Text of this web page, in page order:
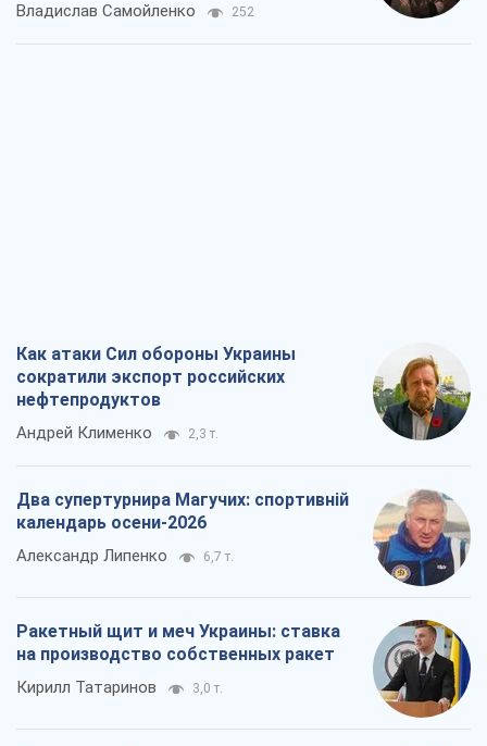
Владислав Самойленко 252
Как атаки Сил обороны Украины
сократили экспорт российских
нефтепродуктов
Андрей Клименко 2,3 т.
Два супертурнира Магучих: спортивній
календарь осени-2026
Александр Липенко 6,7 т.
Ракетный щит и меч Украины: ставка
на производство собственных ракет
Кирилл Татаринов 3,0 т.